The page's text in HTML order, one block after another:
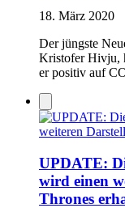
18. März 2020
Der jüngste
Kristofer Hivju,
er positiv auf
UPDATE:
wird einen
Thrones